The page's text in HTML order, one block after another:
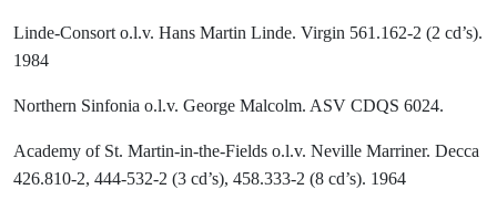
Linde-Consort o.l.v. Hans Martin Linde. Virgin 561.162-2 (2 cd’s).
1984
Northern Sinfonia o.l.v. George Malcolm. ASV CDQS 6024.
Academy of St. Martin-in-the-Fields o.l.v. Neville Marriner. Decca
426.810-2, 444-532-2 (3 cd’s), 458.333-2 (8 cd’s). 1964